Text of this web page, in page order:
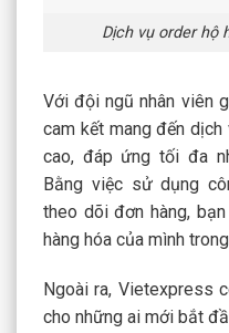
Dịch vụ order hộ
Với đội ngũ nhân viên
cam kết mang đến
cao, đáp ứng tối đa
Bằng việc sử dụng
theo dõi đơn hàng,
hàng hóa của mình
Ngoài ra, Vietexpress
cho những ai mới bắt